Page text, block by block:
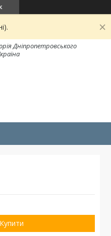
Дніпропетровського
Купити